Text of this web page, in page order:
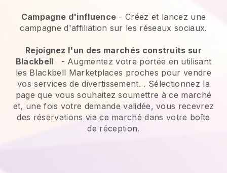
Campagne d'influence - Créez et lancez une
campagne d'affiliation sur les réseaux sociaux.
Rejoignez l'un des marchés construits sur
Blackbell
- Augmentez votre portée en utilisant
les Blackbell Marketplaces proches pour vendre
vos services de divertissement. . Sélectionnez la
page que vous souhaitez soumettre à ce marché
et, une fois votre demande validée, vous recevrez
des réservations via ce marché dans votre boîte
de réception.